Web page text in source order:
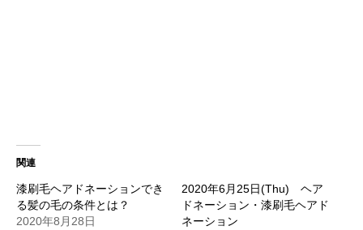
関連
漆刷毛ヘアドネーションでき
る髪の毛の条件とは？
2020年8月28日
2020年6月25日(Thu) ヘア
ドネーション・漆刷毛ヘアド
ネーション